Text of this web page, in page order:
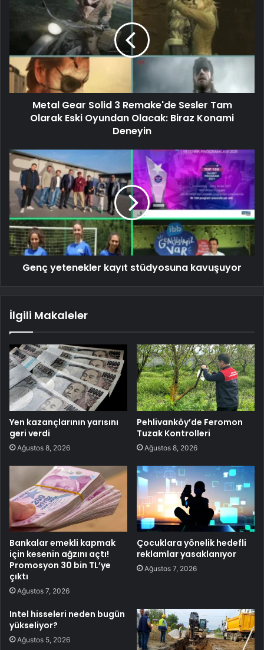
Metal Gear Solid 3 Remake'de Sesler Tam
Olarak Eski Oyundan Olacak: Biraz Konami
Deneyin
Genç yetenekler kayıt stüdyosuna kavuşuyor
İlgili Makaleler
Yen kazançlarının yarısını
geri verdi
Ağustos 8, 2026
Pehlivanköy’de Feromon
Tuzak Kontrolleri
Ağustos 8, 2026
Bankalar emekli kapmak
için kesenin ağzını açtı!
Promosyon 30 bin TL’ye
çıktı
Ağustos 7, 2026
Çocuklara yönelik hedefli
reklamlar yasaklanıyor
Ağustos 7, 2026
Intel hisseleri neden bugün
yükseliyor?
Ağustos 5, 2026